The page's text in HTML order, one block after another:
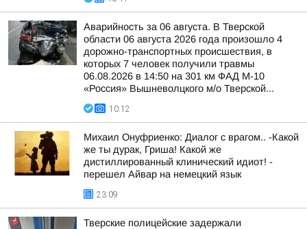
Аварийность за 06 августа. В Тверской
области 06 августа 2026 года произошло 4
дорожно-транспортных происшествия, в
которых 7 человек получили травмы
06.08.2026 в 14:50 на 301 км ФАД М-10
«Россия» Вышневолцкого м/о Тверской...
10:12
Михаил Онуфриенко: Диалог с врагом.. -Какой
же ты дурак, Гриша! Какой же
дистиллированный клинический идиот! -
перешел Айвар на немецкий язык
23:09
Тверские полицейские задержали